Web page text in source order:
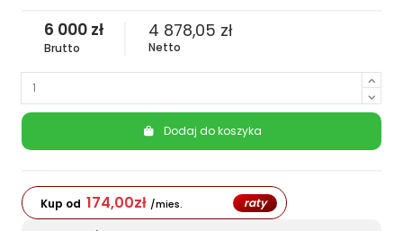
6 000 zł
Brutto
4 878,05 zł
Netto
Dodaj do koszyka
Kup od 174,00zł /mies. raty